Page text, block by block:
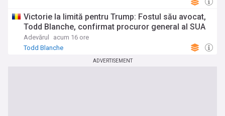
Victorie la limită pentru Trump: Fostul său avocat,
Todd Blanche, confirmat procuror general al SUA
Adevărul
acum 16 ore
Todd Blanche
ADVERTISEMENT